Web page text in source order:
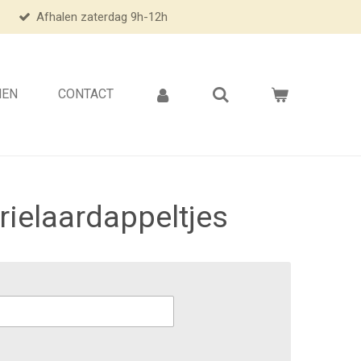
Afhalen zaterdag 9h-12h
CONTACT